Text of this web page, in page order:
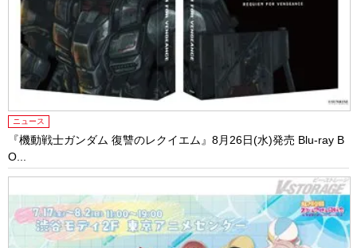
ニュース
『機動戦士ガンダム 復讐のレクイエム』8月26日(水)発売 Blu-ray B
O...